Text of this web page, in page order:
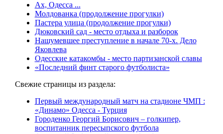
Ах, Одесса ...
Молдованка (продолжение прогулки)
Пастера улица (продолжение прогулки)
Дюковский сад - место отдыха и разборок
Нашумевшее преступление в начале 70-х. Дело
Яковлева
Одесские катакомбы - место партизанской славы
«Последний финт старого футболиста»
Свежие страницы из раздела:
Первый международный матч на стадионе ЧМП :
«Динамо» Одесса - Турция
Городенко Георгий Борисович – голкипер,
воспитанник пересыпского футбола